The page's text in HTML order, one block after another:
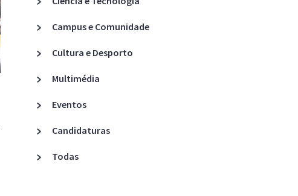
Acreditações A3ES
Campus e Comunidade
Cultura e Desporto
Multimédia
Eventos
Candidaturas
Todas